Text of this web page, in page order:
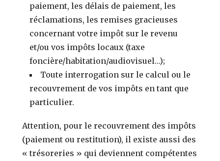
paiement, les délais de paiement, les
réclamations, les remises gracieuses
concernant votre impôt sur le revenu
et/ou vos impôts locaux (taxe
foncière/habitation/audiovisuel…);
Toute interrogation sur le calcul ou le
recouvrement de vos impôts en tant que
particulier.
Attention, pour le recouvrement des impôts
(paiement ou restitution), il existe aussi des
« trésoreries » qui deviennent compétentes